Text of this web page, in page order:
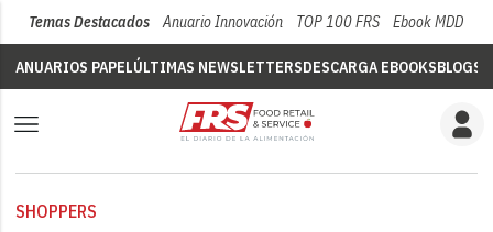
Temas Destacados Anuario Innovación TOP 100 FRS Ebook MDD
ANUARIOS PAPELÚLTIMAS NEWSLETTERSDESCARGA EBOOKSBLOGS
SHOPPERS